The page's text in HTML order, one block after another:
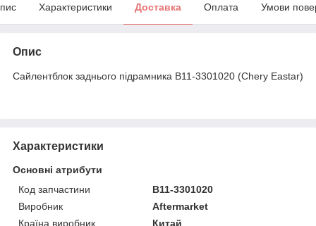
Характеристики Доставка Оплата Умови
Опис
Сайлентблок заднього підрамника B11-3301020 (Chery Eastar)
Характеристики
Основні атрибути
Код запчастини
B11-3301020
Виробник
Aftermarket
Країна виробник
Китай